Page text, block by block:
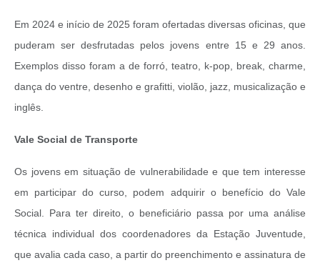
Em 2024 e início de 2025 foram ofertadas diversas oficinas, que
puderam ser desfrutadas pelos jovens entre 15 e 29 anos.
Exemplos disso foram a de forró, teatro, k-pop, break, charme,
dança do ventre, desenho e grafitti, violão, jazz, musicalização e
inglês.
Vale Social de Transporte
Os jovens em situação de vulnerabilidade e que tem interesse
em participar do curso, podem adquirir o benefício do Vale
Social. Para ter direito, o beneficiário passa por uma análise
técnica individual dos coordenadores da Estação Juventude,
que avalia cada caso, a partir do preenchimento e assinatura de